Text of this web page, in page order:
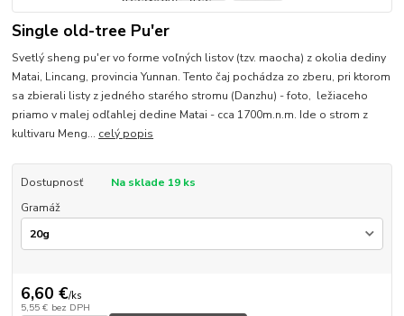
Single old-tree Pu'er
Svetlý sheng pu'er vo forme voľných listov (tzv. maocha) z okolia dediny
Matai, Lincang, provincia Yunnan. Tento čaj pochádza zo zberu, pri ktorom
sa zbierali listy z jedného starého stromu (Danzhu) - foto, ležiaceho
priamo v malej odľahlej dedine Matai - cca 1700m.n.m. Ide o strom z
kultivaru Meng... celý popis
Dostupnosť
Na sklade 19 ks
Gramáž
6,60 €/ks
5,55 € bez DPH